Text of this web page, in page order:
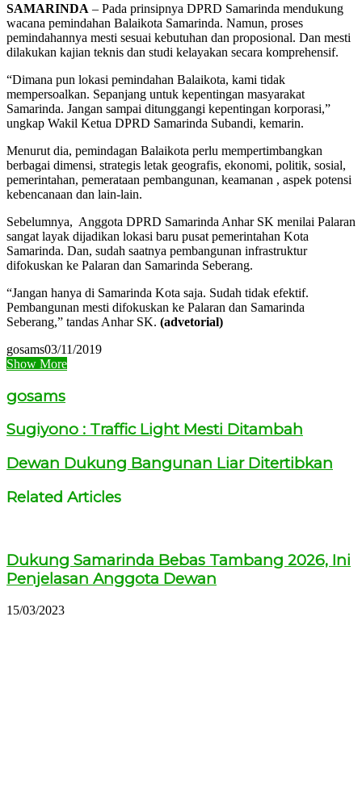
SAMARINDA – Pada prinsipnya DPRD Samarinda mendukung
wacana pemindahan Balaikota Samarinda. Namun, proses
pemindahannya mesti sesuai kebutuhan dan proposional. Dan mesti
dilakukan kajian teknis dan studi kelayakan secara komprehensif.
“Dimana pun lokasi pemindahan Balaikota, kami tidak
mempersoalkan. Sepanjang untuk kepentingan masyarakat
Samarinda. Jangan sampai ditunggangi kepentingan korporasi,”
ungkap Wakil Ketua DPRD Samarinda Subandi, kemarin.
Menurut dia, pemindagan Balaikota perlu mempertimbangkan
berbagai dimensi, strategis letak geografis, ekonomi, politik, sosial,
pemerintahan, pemerataan pembangunan, keamanan , aspek potensi
kebencanaan dan lain-lain.
Sebelumnya, Anggota DPRD Samarinda Anhar SK menilai Palaran
sangat layak dijadikan lokasi baru pusat pemerintahan Kota
Samarinda. Dan, sudah saatnya pembangunan infrastruktur
difokuskan ke Palaran dan Samarinda Seberang.
“Jangan hanya di Samarinda Kota saja. Sudah tidak efektif.
Pembangunan mesti difokuskan ke Palaran dan Samarinda
Seberang,” tandas Anhar SK. (advetorial)
gosams03/11/2019
Show More
gosams
Sugiyono : Traffic Light Mesti Ditambah
Dewan Dukung Bangunan Liar Ditertibkan
Related Articles
Dukung Samarinda Bebas Tambang 2026, Ini
Penjelasan Anggota Dewan
15/03/2023